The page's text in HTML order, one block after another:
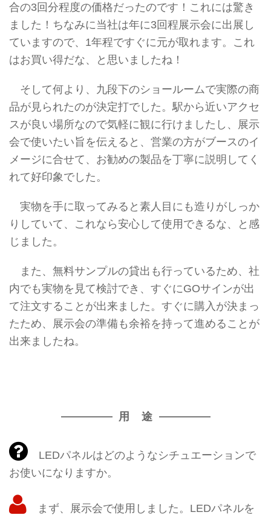
合の3回分程度の価格だったのです！これには驚き
ました！ちなみに当社は年に3回程展示会に出展し
ていますので、1年程ですぐに元が取れます。これ
はお買い得だな、と思いましたね！
そして何より、九段下のショールームで実際の商
品が見られたのが決定打でした。駅から近いアクセ
スが良い場所なので気軽に観に行けましたし、展示
会で使いたい旨を伝えると、営業の方がブースのイ
メージに合せて、お勧めの製品を丁寧に説明してく
れて好印象でした。
実物を手に取ってみると素人目にも造りがしっか
りしていて、これなら安心して使用できるな、と感
じました。
また、無料サンプルの貸出も行っているため、社
内でも実物を見て検討でき、すぐにGOサインが出
て注文することが出来ました。すぐに購入が決まっ
たため、展示会の準備も余裕を持って進めることが
出来ましたね。
用 途
LEDパネルはどのようなシチュエーションで
お使いになりますか。
まず、展示会で使用しました。LEDパネルを